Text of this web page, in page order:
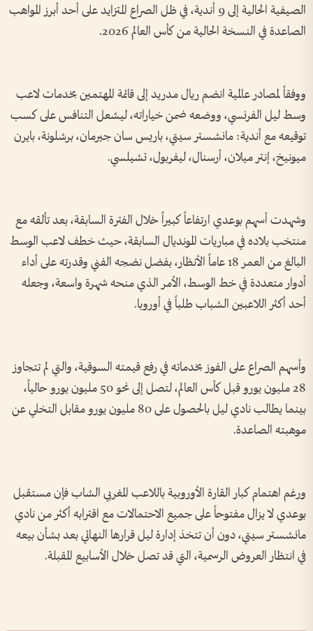
الصيفية الحالية إلى 9 أندية، في ظل الصراع المتزايد على أحد أبرز المواهب
الصاعدة في النسخة الحالية من كأس العالم 2026.
ووفقاً لمصادر عالمية انضم ريال مدريد إلى قائمة المهتمين بخدمات لاعب
وسط ليل الفرنسي، ووضعه ضمن خياراته، ليشعل التنافس على كسب
توقيعه مع أندية: مانشستر سيتي، باريس سان جيرمان، برشلونة، بايرن
ميونيخ، إنتر ميلان، أرسنال، ليفربول، تشيلسي.
وشهدت أسهم بوعدي ارتفاعاً كبيراً خلال الفترة السابقة، بعد تألقه مع
منتخب بلاده في مباريات المونديال السابقة، حيث خطف لاعب الوسط
البالغ من العمر 18 عاماً الأنظار، بفضل نضجه الفني وقدرته على أداء
أدوار متعددة في خط الوسط، الأمر الذي منحه شهرة واسعة، وجعله
أحد أكثر اللاعبين الشباب طلباً في أوروبا.
وأسهم الصراع على الفوز بخدماته في رفع قيمته السوقية، والتي لم تتجاوز
28 مليون يورو قبل كأس العالم، لتصل إلى نحو 50 مليون يورو حالياً،
بينما يطالب نادي ليل بالحصول على 80 مليون يورو مقابل التخلي عن
موهبته الصاعدة.
ورغم اهتمام كبار القارة الأوروبية باللاعب المغربي الشاب فإن مستقبل
بوعدي لا يزال مفتوحاً على جميع الاحتمالات مع اقترابه أكثر من نادي
مانشستر سيتي، دون أن تتخذ إدارة ليل قرارها النهائي بعد بشأن بيعه
في انتظار العروض الرسمية، التي قد تصل خلال الأسابيع المقبلة.